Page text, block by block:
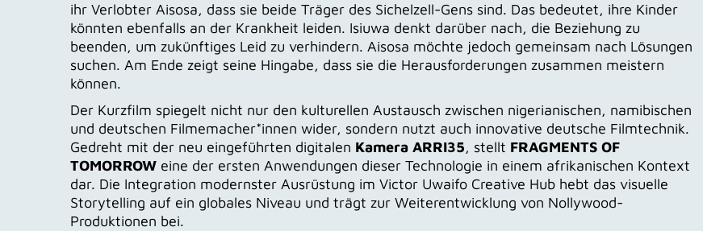
ihr Verlobter Aisosa, dass sie beide Träger des Sichelzell-Gens sind. Das bedeutet, ihre Kinder
könnten ebenfalls an der Krankheit leiden. Isiuwa denkt darüber nach, die Beziehung zu
beenden, um zukünftiges Leid zu verhindern. Aisosa möchte jedoch gemeinsam nach Lösungen
suchen. Am Ende zeigt seine Hingabe, dass sie die Herausforderungen zusammen meistern
können.
Der Kurzfilm spiegelt nicht nur den kulturellen Austausch zwischen nigerianischen, namibischen
und deutschen Filmemacher*innen wider, sondern nutzt auch innovative deutsche Filmtechnik.
Gedreht mit der neu eingeführten digitalen Kamera ARRI35, stellt FRAGMENTS OF
TOMORROW eine der ersten Anwendungen dieser Technologie in einem afrikanischen Kontext
dar. Die Integration modernster Ausrüstung im Victor Uwaifo Creative Hub hebt das visuelle
Storytelling auf ein globales Niveau und trägt zur Weiterentwicklung von Nollywood-
Produktionen bei.